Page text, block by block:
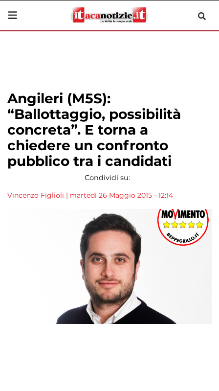
Angileri (M5S):
“Ballottaggio, possibilità
concreta”. E torna a
chiedere un confronto
pubblico tra i candidati
Condividi su:
Vincenzo Figlioli | martedì 26 Maggio 2015 - 12:14